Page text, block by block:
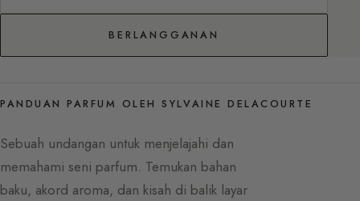
BERLANGGANAN
PANDUAN PARFUM OLEH SYLVAINE DELACOURTE
Sebuah undangan untuk menjelajahi dan
memahami seni parfum. Temukan bahan
baku, akord aroma, dan kisah di balik layar